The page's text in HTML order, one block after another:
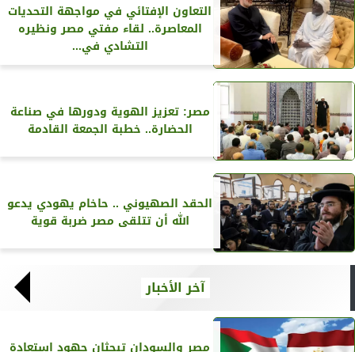
التعاون الإفتائي في مواجهة التحديات
المعاصرة.. لقاء مفتي مصر ونظيره
التشادي في...
مصر: تعزيز الهوية ودورها في صناعة
الحضارة.. خطبة الجمعة القادمة
الحقد الصهيوني .. حاخام يهودي يدعو
الله أن تتلقى مصر ضربة قوية
آخر الأخبار
مصر والسودان تبحثان جهود استعادة